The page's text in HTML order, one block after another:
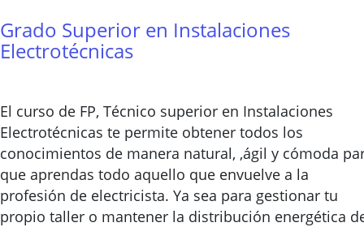
Grado Superior en Instalaciones
Electrotécnicas
El curso de FP, Técnico superior en Instalaciones
Electrotécnicas te permite obtener todos los
conocimientos de manera natural, ,ágil y cómoda
que aprendas todo aquello que envuelve a la
profesión de electricista. Ya sea para gestionar tu
propio taller o mantener la distribución energética